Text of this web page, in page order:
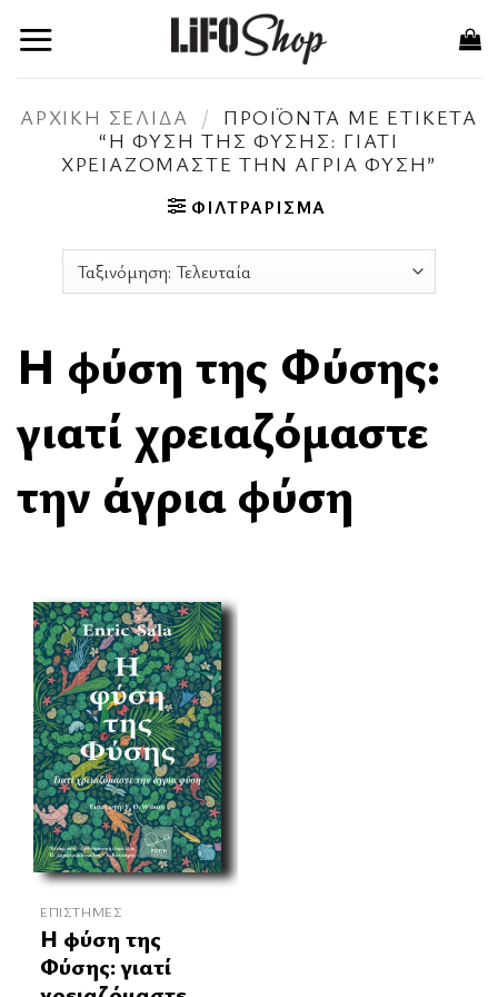
στο
ΑΡΧΙΚΉ ΣΕΛΊΔΑ /
ΠΡΟΪΌΝΤΑ ΜΕ ΕΤΙΚΈΤΑ
“H ΦΎΣΗ ΤΗΣ ΦΎΣΗΣ: ΓΙΑΤΊ
ΧΡΕΙΑΖΌΜΑΣΤΕ ΤΗΝ ΆΓΡΙΑ ΦΎΣΗ”
ΦΙΛΤΡΆΡΙΣΜΑ
H φύση της Φύσης:
γιατί χρειαζόμαστε
την άγρια φύση
ΕΠΙΣΤΉΜΕΣ
H φύση της
Φύσης: γιατί